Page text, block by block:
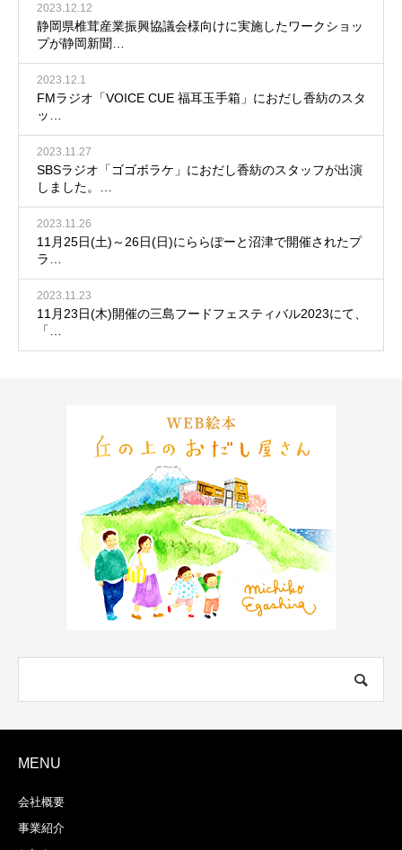
2023.12.12
静岡県椎茸産業振興協議会様向けに実施したワークショッ
プが静岡新聞…
2023.12.1
FMラジオ「VOICE CUE 福耳玉手箱」におだし香紡のスタ
ッ…
2023.11.27
SBSラジオ「ゴゴボラケ」におだし香紡のスタッフが出演
しました。…
2023.11.26
11月25日(土)～26日(日)にららぽーと沼津で開催されたプ
ラ…
2023.11.23
11月23日(木)開催の三島フードフェスティバル2023にて、
「…
MENU
会社概要
事業紹介